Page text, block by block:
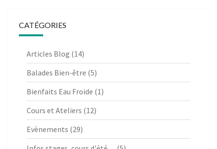
CATÉGORIES
Articles Blog (14)
Balades Bien-être (5)
Bienfaits Eau Froide (1)
Cours et Ateliers (12)
Evènements (29)